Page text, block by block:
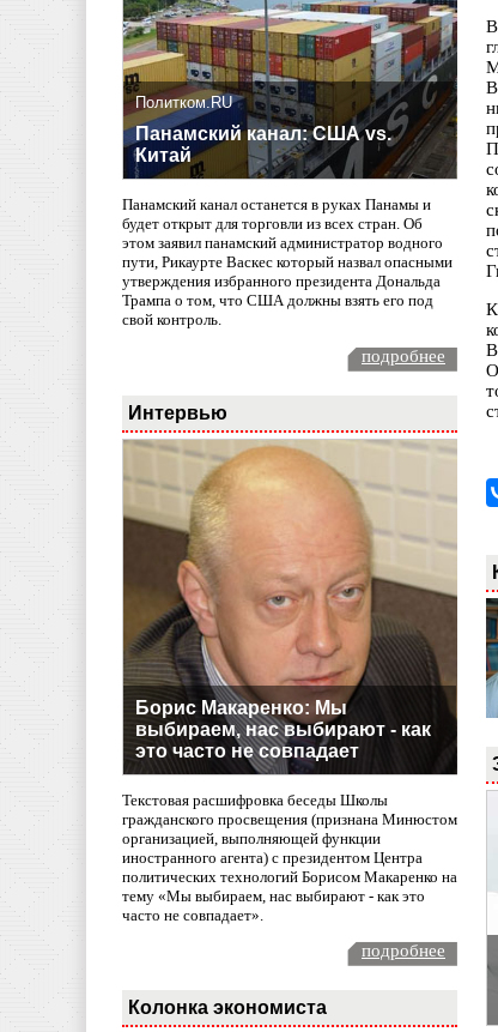
Политком.RU
Панамский канал: США vs.
Китай
Панамский канал останется в руках Панамы и
будет открыт для торговли из всех стран. Об
этом заявил панамский администратор водного
пути, Рикаурте Васкес который назвал опасными
утверждения избранного президента Дональда
Трампа о том, что США должны взять его под
свой контроль.
подробнее
Интервью
Борис Макаренко: Мы
выбираем, нас выбирают - как
это часто не совпадает
Текстовая расшифровка беседы Школы
гражданского просвещения (признана Минюстом
организацией, выполняющей функции
иностранного агента) с президентом Центра
политических технологий Борисом Макаренко на
тему «Мы выбираем, нас выбирают - как это
часто не совпадает».
подробнее
Колонка экономиста